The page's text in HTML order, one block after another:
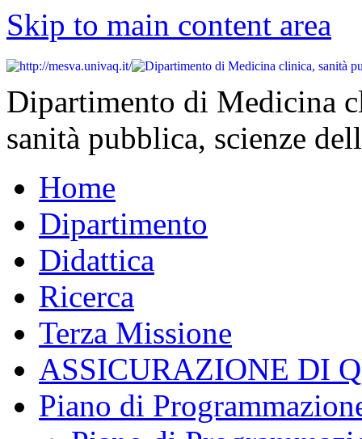
Skip to main content area
Dipartimento di Medicina
sanità pubblica, scienze
Home
Dipartimento
Didattica
Ricerca
Terza Missione
ASSICURAZIONE DI
Piano di